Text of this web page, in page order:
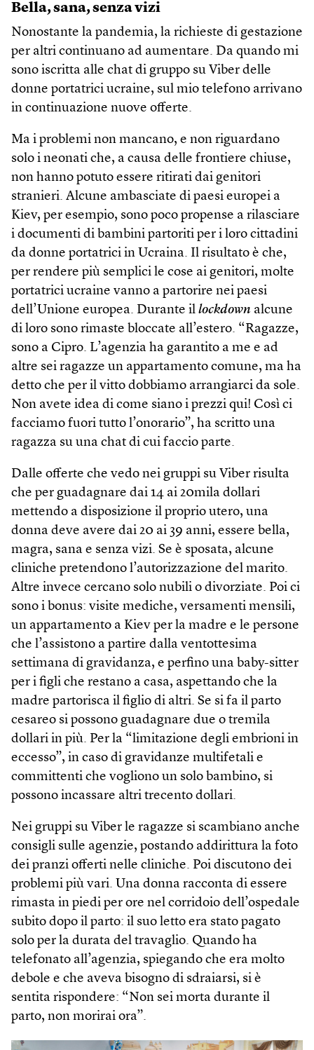
Bella, sana, senza vizi
Nonostante la pandemia, la richieste di gestazione
per altri continuano ad aumentare. Da quando mi
sono iscritta alle chat di gruppo su Viber delle
donne portatrici ucraine, sul mio telefono arrivano
in continuazione nuove offerte.
Ma i problemi non mancano, e non riguardano
solo i neonati che, a causa delle frontiere chiuse,
non hanno potuto essere ritirati dai genitori
stranieri. Alcune ambasciate di paesi europei a
Kiev, per esempio, sono poco propense a rilasciare
i documenti di bambini partoriti per i loro cittadini
da donne portatrici in Ucraina. Il risultato è che,
per rendere più semplici le cose ai genitori, molte
portatrici ucraine vanno a partorire nei paesi
dell’Unione europea. Durante il lockdown alcune
di loro sono rimaste bloccate all’estero. “Ragazze,
sono a Cipro. L’agenzia ha garantito a me e ad
altre sei ragazze un appartamento comune, ma ha
detto che per il vitto dobbiamo arrangiarci da sole.
Non avete idea di come siano i prezzi qui! Così ci
facciamo fuori tutto l’onorario”, ha scritto una
ragazza su una chat di cui faccio parte.
Dalle offerte che vedo nei gruppi su Viber risulta
che per guadagnare dai 14 ai 20mila dollari
mettendo a disposizione il proprio utero, una
donna deve avere dai 20 ai 39 anni, essere bella,
magra, sana e senza vizi. Se è sposata, alcune
cliniche pretendono l’autorizzazione del marito.
Altre invece cercano solo nubili o divorziate. Poi ci
sono i bonus: visite mediche, versamenti mensili,
un appartamento a Kiev per la madre e le persone
che l’assistono a partire dalla ventottesima
settimana di gravidanza, e perfino una baby-sitter
per i figli che restano a casa, aspettando che la
madre partorisca il figlio di altri. Se si fa il parto
cesareo si possono guadagnare due o tremila
dollari in più. Per la “limitazione degli embrioni in
eccesso”, in caso di gravidanze multifetali e
committenti che vogliono un solo bambino, si
possono incassare altri trecento dollari.
Nei gruppi su Viber le ragazze si scambiano anche
consigli sulle agenzie, postando addirittura la foto
dei pranzi offerti nelle cliniche. Poi discutono dei
problemi più vari. Una donna racconta di essere
rimasta in piedi per ore nel corridoio dell’ospedale
subito dopo il parto: il suo letto era stato pagato
solo per la durata del travaglio. Quando ha
telefonato all’agenzia, spiegando che era molto
debole e che aveva bisogno di sdraiarsi, si è
sentita rispondere: “Non sei morta durante il
parto, non morirai ora”.